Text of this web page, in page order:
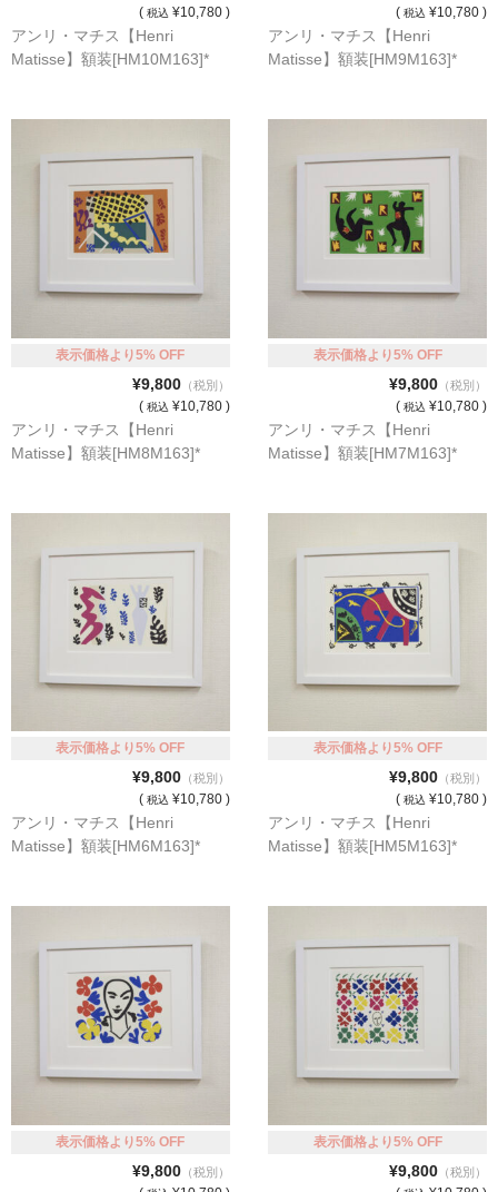
シンプルLPフレームセット
CD紙ジャケフレーム
アートポスター
アートポスター一覧
Instagram紹介商品
ダネーゼ【DANESE MILANO】
フォトアートポスター
アンディ・ウォーホル
Folon
額装品
額装品一覧
アンリ・マティス額装
カッズミイダ×手塚治虫額装
スペイン製アートポスター額装
フランス製モノクロフォト額装
額縁の仕様
FAX専用ご注文用紙
( 税込 ¥10,780 )
アンリ・マチス【Henri
Matisse】額装[HM10M163]*
( 税込 ¥10,780 )
アンリ・マチス【Henri
Matisse】額装[HM9M163]*
表示価格より5% OFF
¥9,800（税別）
( 税込 ¥10,780 )
アンリ・マチス【Henri
Matisse】額装[HM8M163]*
表示価格より5% OFF
¥9,800（税別）
( 税込 ¥10,780 )
アンリ・マチス【Henri
Matisse】額装[HM7M163]*
表示価格より5% OFF
¥9,800（税別）
( 税込 ¥10,780 )
アンリ・マチス【Henri
Matisse】額装[HM6M163]*
表示価格より5% OFF
¥9,800（税別）
( 税込 ¥10,780 )
アンリ・マチス【Henri
Matisse】額装[HM5M163]*
表示価格より5% OFF
¥9,800（税別）
表示価格より5% OFF
¥9,800（税別）